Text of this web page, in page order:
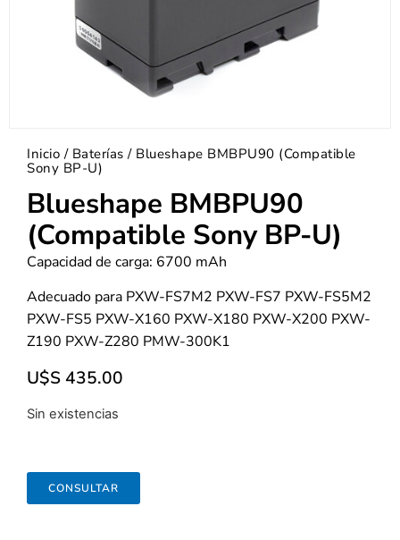
Inicio / Baterías / Blueshape BMBPU90 (Compatible
Sony BP-U)
Blueshape BMBPU90
(Compatible Sony BP-U)
Capacidad de carga: 6700 mAh
Adecuado para PXW-FS7M2 PXW-FS7 PXW-FS5M2
PXW-FS5 PXW-X160 PXW-X180 PXW-X200 PXW-
Z190 PXW-Z280 PMW-300K1
U$S435.00
Sin existencias
CONSULTAR